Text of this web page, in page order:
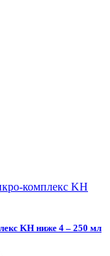
KH ниже 4 – 250 мл